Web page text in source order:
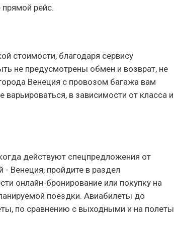
рейс.
стоимости, благодаря сервису
не предусмотрены обмен и возврат, не
Венеция с провозом багажа вам
в зависимости от класса и
действуют спецпредложения от
Венеция, пройдите в раздел
онлайн-бронирование или покупку на
поездки. Авиабилеты до
по сравнению с выходными и на полеты